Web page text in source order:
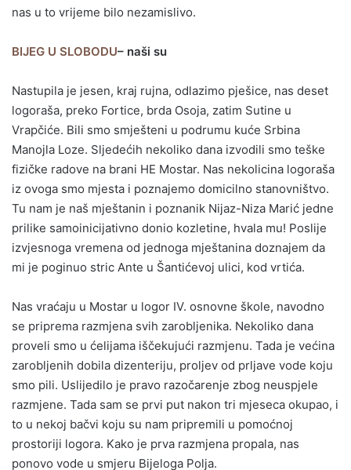
nas u to vrijeme bilo nezamislivo.
BIJEG U SLOBODU– naši su
Nastupila je jesen, kraj rujna, odlazimo pješice, nas deset
logoraša, preko Fortice, brda Osoja, zatim Sutine u
Vrapčiće. Bili smo smješteni u podrumu kuće Srbina
Manojla Loze. Sljedećih nekoliko dana izvodili smo teške
fizičke radove na brani HE Mostar. Nas nekolicina logoraša
iz ovoga smo mjesta i poznajemo domicilno stanovništvo.
Tu nam je naš mještanin i poznanik Nijaz-Niza Marić jedne
prilike samoinicijativno donio kozletine, hvala mu! Poslije
izvjesnoga vremena od jednoga mještanina doznajem da
mi je poginuo stric Ante u Šantićevoj ulici, kod vrtića.
Nas vraćaju u Mostar u logor IV. osnovne škole, navodno
se priprema razmjena svih zarobljenika. Nekoliko dana
proveli smo u ćelijama iščekujući razmjenu. Tada je većina
zarobljenih dobila dizenteriju, proljev od prljave vode koju
smo pili. Uslijedilo je pravo razočarenje zbog neuspjele
razmjene. Tada sam se prvi put nakon tri mjeseca okupao, i
to u nekoj bačvi koju su nam pripremili u pomoćnoj
prostoriji logora. Kako je prva razmjena propala, nas
ponovo vode u smjeru Bijeloga Polja.